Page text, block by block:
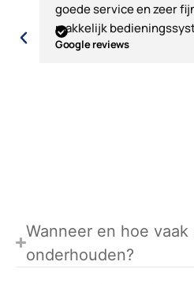
goede service en zeer
makkelijk
Google reviews
Wanneer en hoe
onderhouden?